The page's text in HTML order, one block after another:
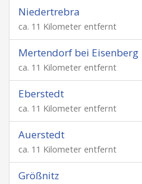
Niedertrebra
ca. 11 Kilometer entfernt
Mertendorf bei Eisenberg
ca. 11 Kilometer entfernt
Eberstedt
ca. 11 Kilometer entfernt
Auerstedt
ca. 11 Kilometer entfernt
Größnitz